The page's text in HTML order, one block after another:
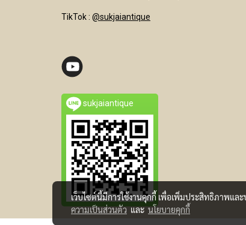
TikTok : @sukjaiantique
sukjaiantique
เว็บไซต์นี้มีการใช้งานคุกกี้ เพื่อเพิ่มประสิทธิภาพแล
ความเป็นส่วนตัวและนโยบายคุกกี้